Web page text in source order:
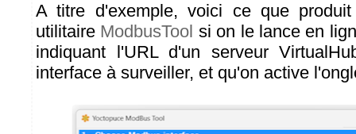
A titre d'exemple, voici ce que
utilitaire ModbusTool si on le lance en
indiquant l'URL d'un serveur
interface à surveiller, et qu'on active